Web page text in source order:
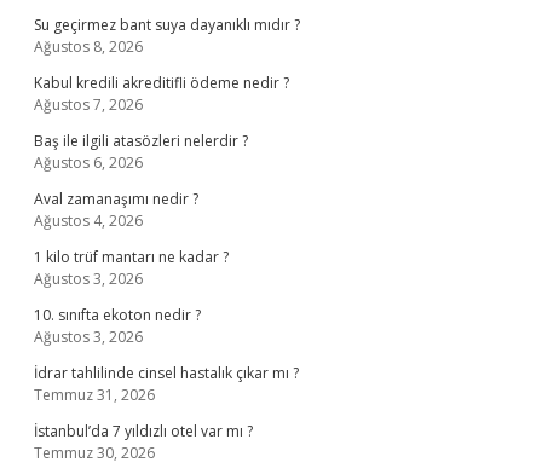
Su geçirmez bant suya dayanıklı mıdır ?
Ağustos 8, 2026
Kabul kredili akreditifli ödeme nedir ?
Ağustos 7, 2026
Baş ile ilgili atasözleri nelerdir ?
Ağustos 6, 2026
Aval zamanaşımı nedir ?
Ağustos 4, 2026
1 kilo trüf mantarı ne kadar ?
Ağustos 3, 2026
10. sınıfta ekoton nedir ?
Ağustos 3, 2026
İdrar tahlilinde cinsel hastalık çıkar mı ?
Temmuz 31, 2026
İstanbul’da 7 yıldızlı otel var mı ?
Temmuz 30, 2026